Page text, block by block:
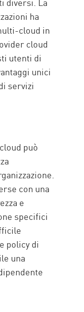
ha
cloud in
cloud
utenti di
unici
servizi
può
con una
e
specifici
policy di
una